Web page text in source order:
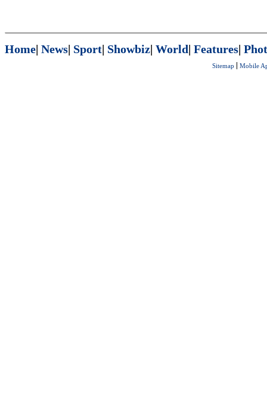
Home| News| Sport| Showbiz| World| Features|
Sitemap Mobile